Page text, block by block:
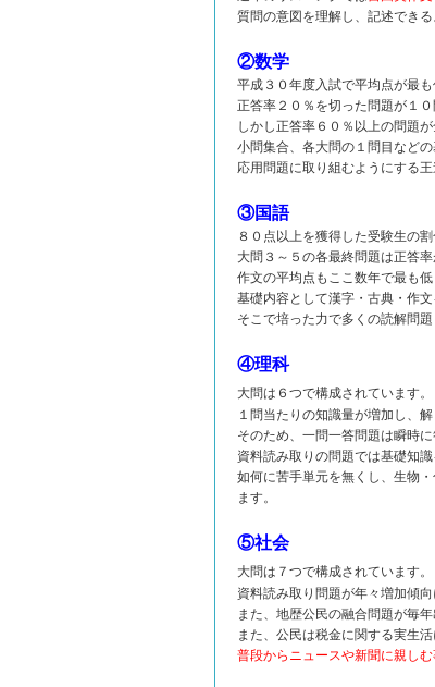
質問の意図を理解し、記述できる
②数学
平成３０年度入試で平均点が最
正答率２０％を切った問題が１
しかし正答率６０％以上の問題
小問集合、各大問の１問目など
応用問題に取り組むようにする
③国語
８０点以上を獲得した受験生の
大問３～５の各最終問題は正答率
作文の平均点もここ数年で最も低
基礎内容として漢字・古典・作文
そこで培った力で多くの読解問
④理科
大問は６つで構成されています。
１問当たりの知識量が増加し、
そのため、一問一答問題は瞬時に
資料読み取りの問題では基礎知
如何に苦手単元を無くし、生物
ます。
⑤社会
大問は７つで構成されています。
資料読み取り問題が年々増加傾
また、地歴公民の融合問題が毎
また、公民は税金に関する実生
普段からニュースや新聞に親しむ